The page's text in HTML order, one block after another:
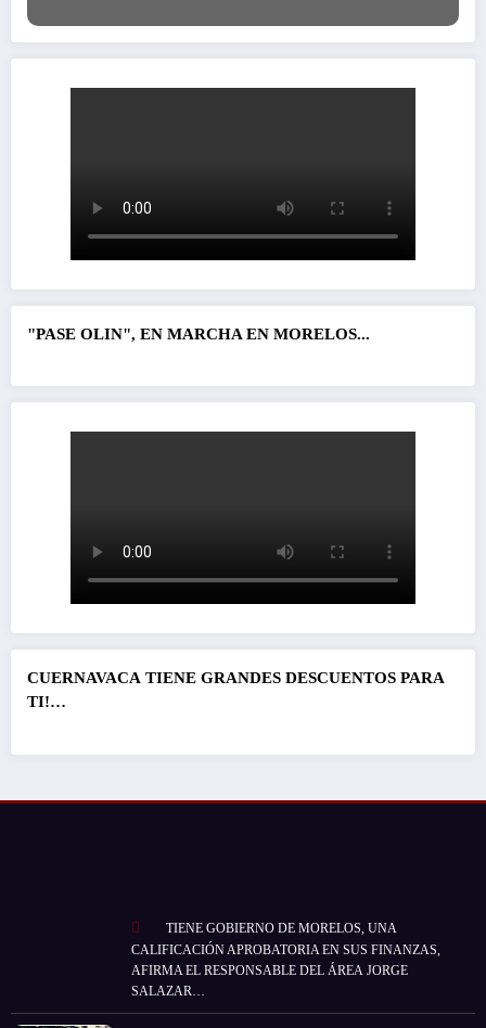
"PASE OLIN", EN MARCHA EN MORELOS...
CUERNAVACA TIENE GRANDES DESCUENTOS PARA
TI!…
TIENE GOBIERNO DE MORELOS, UNA
CALIFICACIÓN APROBATORIA EN SUS FINANZAS,
AFIRMA EL RESPONSABLE DEL ÁREA JORGE
SALAZAR…